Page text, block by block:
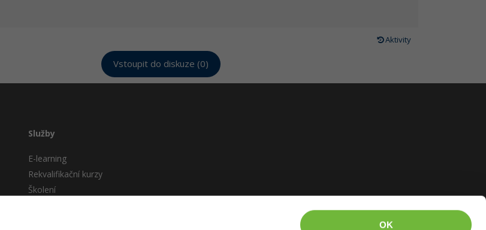
OK
Aktivity
Vstoupit do diskuze (0)
Služby
E-learning
Rekvalifikační kurzy
Školení